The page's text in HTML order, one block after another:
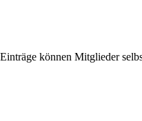
können Mitglieder